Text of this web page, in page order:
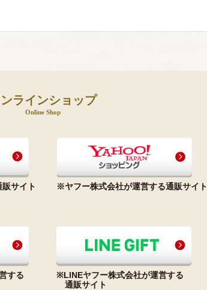
ラインショップ
Online Shop
サイト ※ヤフー株式会社が運営する通販サイト
する
※LINEヤフー株式会社が運営する
通販サイト